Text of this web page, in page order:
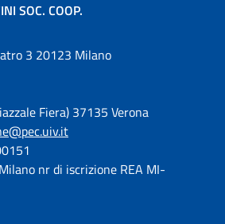
SOC. COOP.
3 20123 Milano
Fiera) 37135 Verona
nr di iscrizione REA MI-